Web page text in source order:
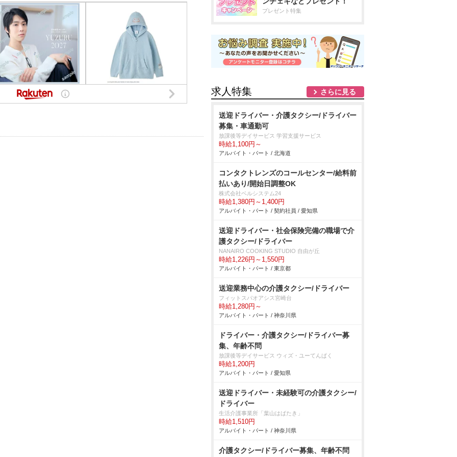
プレゼント特集
求人特集 さらに見る
送迎ドライバー・介護タクシー/ドライバー
募集・車通勤可
放課後等デイサービス 学習支援サービス
時給1,100円～
アルバイト・パート / 北海道
コンタクトレンズのコールセンター/給料前
払いあり/開始日調整OK
株式会社ベルシステム24
時給1,380円～1,400円
アルバイト・パート / 契約社員 / 愛知県
送迎ドライバー・社会保険完備の職場で介
護タクシー/ドライバー
NANAIRO COOKING STUDIO 自由が丘
時給1,226円～1,550円
アルバイト・パート / 東京都
送迎業務中心の介護タクシー/ドライバー
フィットスパオアシス宮崎台
時給1,280円～
アルバイト・パート / 神奈川県
ドライバー・介護タクシー/ドライバー募
集、年齢不問
放課後等デイサービス ウィズ・ユーてんぱく
時給1,200円
アルバイト・パート / 愛知県
送迎ドライバー・未経験可の介護タクシー/
ドライバー
生活介護事業所「葉山はばたき」
時給1,510円
アルバイト・パート / 神奈川県
介護タクシー/ドライバー募集、年齢不問